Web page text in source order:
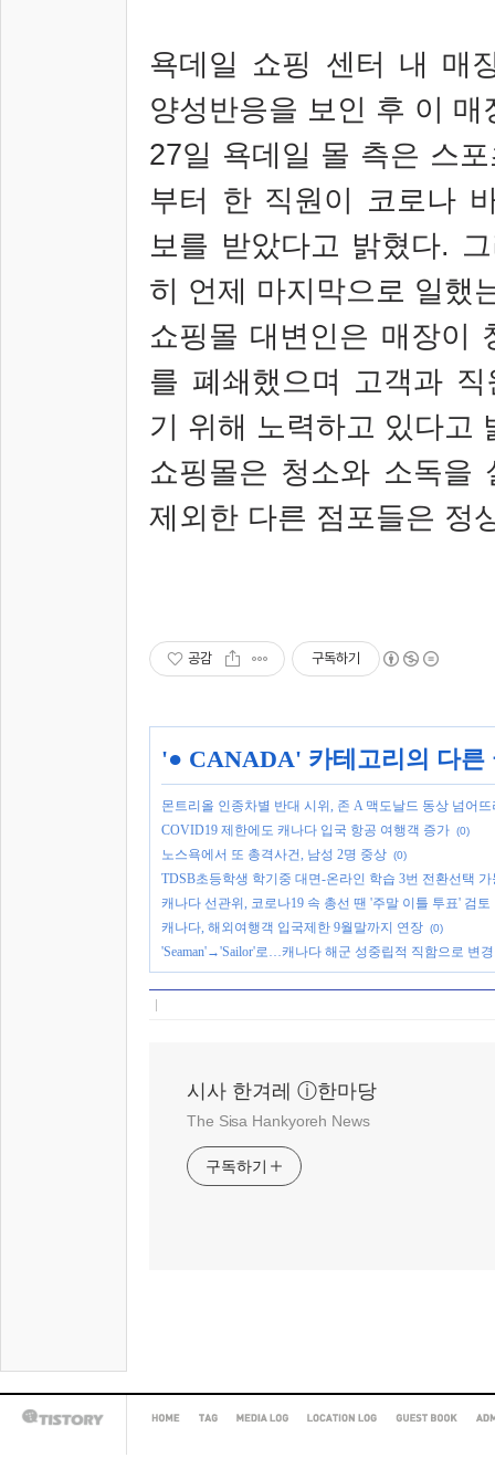
욕데일 쇼핑 센터 내 매
양성반응을 보인 후 이
27일 욕데일 몰 측은 스
부터 한 직원이 코로나
보를 받았다고 밝혔다.
히 언제 마지막으로 일했
쇼핑몰 대변인은 매장이
를 폐쇄했으며 고객과
기 위해 노력하고 있다고
쇼핑몰은 청소와 소독을
제외한 다른 점포들은 정
공감 구독하기
'● CANADA' 카테고리의 다른
몬트리올 인종차별 반대 시위, 존 A 맥도날드 동상 넘어
COVID19 제한에도 캐나다 입국 항공 여행객 증가 (0)
노스욕에서 또 총격사건, 남성 2명 중상 (0)
TDSB초등학생 학기중 대면-온라인 학습 3번 전환선택 가
캐나다 선관위, 코로나19 속 총선 땐 '주말 이틀 투표' 검토
캐나다, 해외여행객 입국제한 9월말까지 연장 (0)
'Seaman'→'Sailor'로…캐나다 해군 성중립적 직함으로 변경
시사 한겨레 ⓘ한마당
The Sisa Hankyoreh News
구독하기